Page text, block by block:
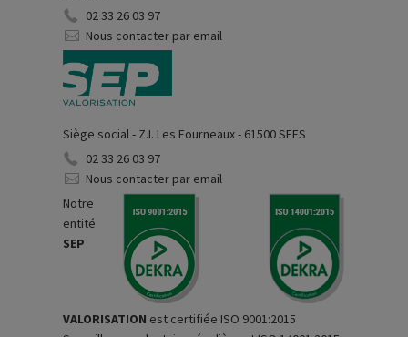
02 33 26 03 97
Nous contacter par email
Siège social - Z.I. Les Fourneaux - 61500 SEES
02 33 26 03 97
Nous contacter par email
Notre
entité
SEP
VALORISATION est certifiée ISO 9001:2015